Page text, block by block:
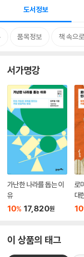
도서정보
품목정보 책 속으로
서가명강
가난한 나라를 돕는 이
유
10% 17,820원
로
대
10
이 상품의 태그